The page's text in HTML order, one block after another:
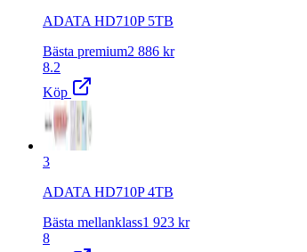
ADATA HD710P 5TB
Bästa premium2 886 kr
8.2
Köp
3
ADATA HD710P 4TB
Bästa mellanklass1 923 kr
8